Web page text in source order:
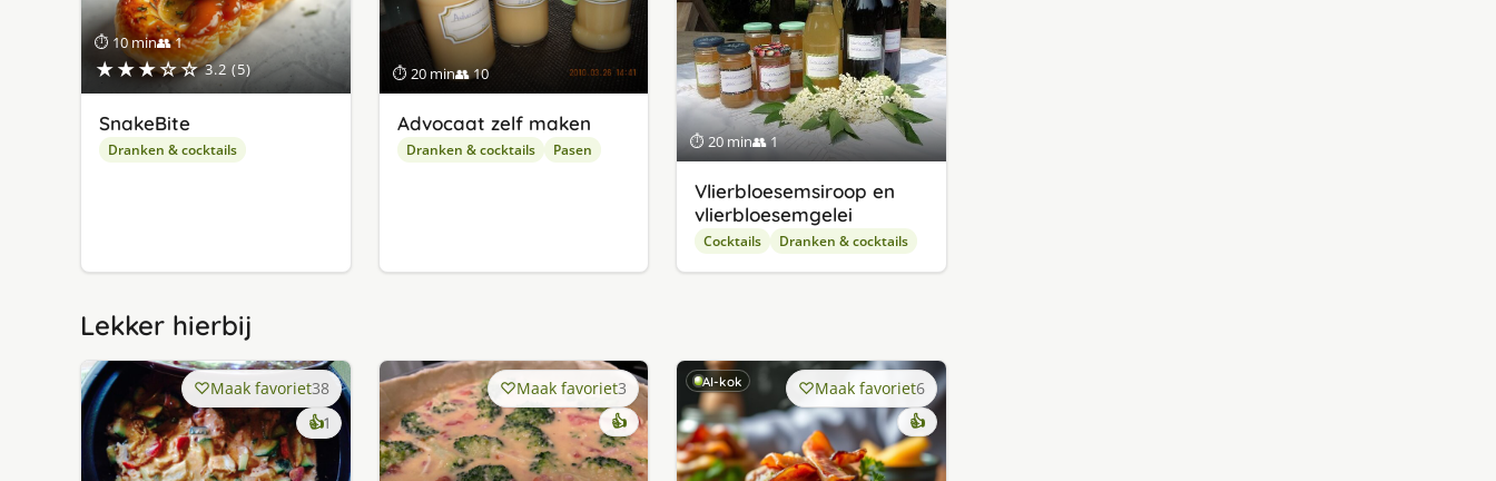
⏱ 10 min👥 1
★★★☆☆ 3.2 (5)
SnakeBite
Dranken & cocktails
⏱ 20 min👥 10
Advocaat zelf maken
Dranken & cocktails Pasen ⏱ 20 min👥 1
Vlierbloesemsiroop en
vlierbloesemgelei
Cocktails Dranken & cocktails
Lekker hierbij
Maak favoriet38
👍1keer
lekker
gevonden
Maak favoriet3
👍
AI-kok Maak favoriet6
👍